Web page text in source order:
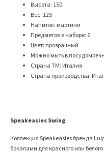
Высота: 150
Вес: 125
Напиток: мартини
Предметов в наборе: 6
Цвет: прозрачный
Можно мыть в
Страна ТМ: Италия
Страна производства:
Speakeasies Swing
Коллекция Speakeasies бренда
бокалами для красного или